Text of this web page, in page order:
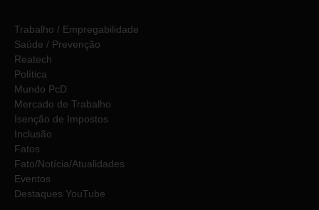
Trabalho / Empregabilidade
Saúde / Prevenção
Reatech
Política
Mundo PcD
Mercado de Trabalho
Isenção de Impostos
Inclusão
Fatos
Fato/Notícia/Atualidades
Eventos
Destaques YouTube